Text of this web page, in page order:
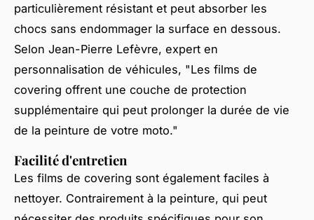
particulièrement résistant et peut absorber les
chocs sans endommager la surface en dessous.
Selon Jean-Pierre Lefèvre, expert en
personnalisation de véhicules, "Les films de
covering offrent une couche de protection
supplémentaire qui peut prolonger la durée de vie
de la peinture de votre moto."
Facilité d'entretien
Les films de covering sont également faciles à
nettoyer. Contrairement à la peinture, qui peut